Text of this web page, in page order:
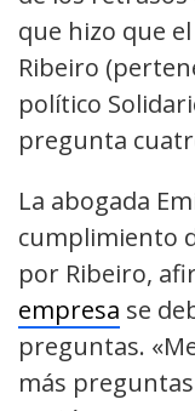
que hizo que
Ribeiro
político
pregunta
La abogada
cumplimiento
por Ribeiro,
empresa se
preguntas.
más